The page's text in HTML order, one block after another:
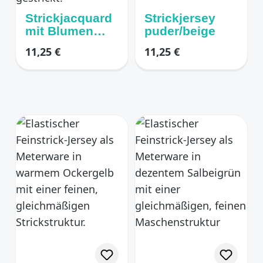
Strickjacquard
mit Blumen
Regulärer Preis:
11,25 €
Strickjersey
puder/beige
Regulärer Preis:
11,25 €